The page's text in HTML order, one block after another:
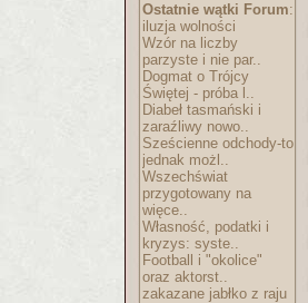
Ostatnie wątki Forum:
iluzja wolności
Wzór na liczby
parzyste i nie par..
Dogmat o Trójcy
Świętej - próba l..
Diabeł tasmański i
zaraźliwy nowo..
Sześcienne odchody-to
jednak możl..
Wszechświat
przygotowany na
więce..
Własność, podatki i
kryzys: syste..
Football i "okolice"
oraz aktorst..
zakazane jabłko z raju